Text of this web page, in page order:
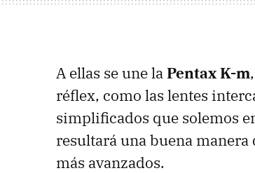
A ellas se une laPentax K-m
réflex, como las lentes
simplificados que solemos
resultará una buena
más avanzados.